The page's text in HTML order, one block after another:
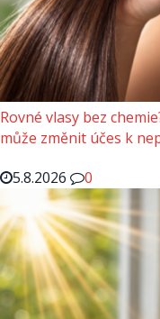
Rovné vlasy bez
může změnit účes k
5.8.2026
0